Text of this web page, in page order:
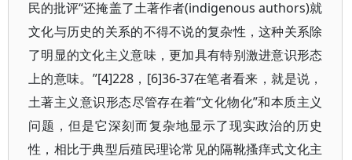
民的批评“还掩盖了土著作者(indigenous authors)就
文化与历史的关系的不得不说的复杂性，这种关系除
了明显的文化主义意味，更加具有特别激进意识形态
上的意味。”[4]228，[6]36-37在笔者看来，就是说，
土著主义意识形态尽管存在着“文化物化”和本质主义
问题，但是它深刻而复杂地显示了现实政治的历史
性，相比于典型后殖民理论常见的隔靴搔痒式文化主